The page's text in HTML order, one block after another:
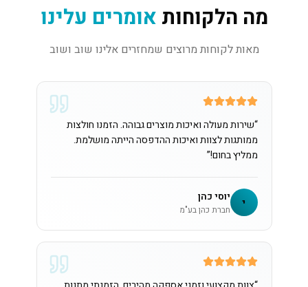
מה הלקוחות אומרים עלינו
מאות לקוחות מרוצים שמחזרים אלינו שוב ושוב
“שירות מעולה ואיכות מוצרים גבוהה. הזמנו חולצות
ממותגות לצוות ואיכות ההדפסה הייתה מושלמת.
ממליץ בחום!”
י יוסי כהן
חברת כהן בע"מ